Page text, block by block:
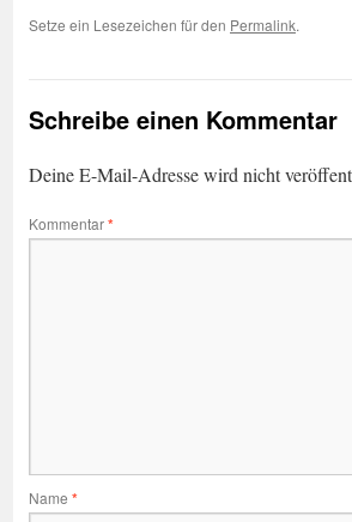
Setze ein Lesezeichen für den Permalink.
Schreibe einen Kommentar
Deine E-Mail-Adresse wird nicht
Kommentar*
Name *